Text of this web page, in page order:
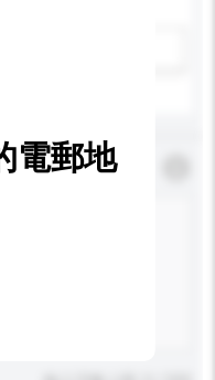
*必須填寫
電郵地